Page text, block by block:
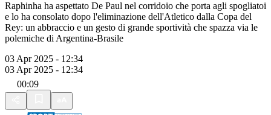
Raphinha ha aspettato De Paul nel corridoio che porta agli spogliatoi
e lo ha consolato dopo l'eliminazione dell'Atletico dalla Copa del
Rey: un abbraccio e un gesto di grande sportività che spazza via le
polemiche di Argentina-Brasile
03 Apr 2025 - 12:34
03 Apr 2025 - 12:34
00:09